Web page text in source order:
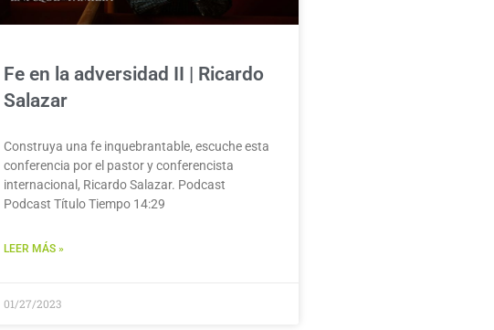
Fe en la adversidad II | Ricardo
Salazar
Construya una fe inquebrantable, escuche esta
conferencia por el pastor y conferencista
internacional, Ricardo Salazar. Podcast
Podcast Título Tiempo 14:29
LEER MÁS »
01/27/2023